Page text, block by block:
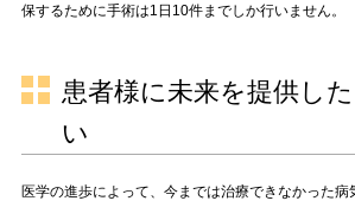
保するために手術は1日10件までしか行いません。
患者様に未来を提供した
い
医学の進歩によって、今までは治療できなかった病